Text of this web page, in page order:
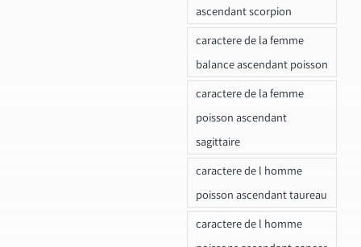
ascendant scorpion
caractere de la femme
balance ascendant poisson
caractere de la femme
poisson ascendant
sagittaire
caractere de l homme
poisson ascendant taureau
caractere de l homme